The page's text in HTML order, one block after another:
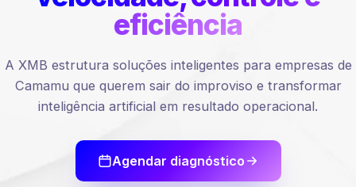
eficiência
A XMB estrutura soluções inteligentes para empresas de
Camamu que querem sair do improviso e transformar
inteligência artificial em resultado operacional.
Agendar diagnóstico